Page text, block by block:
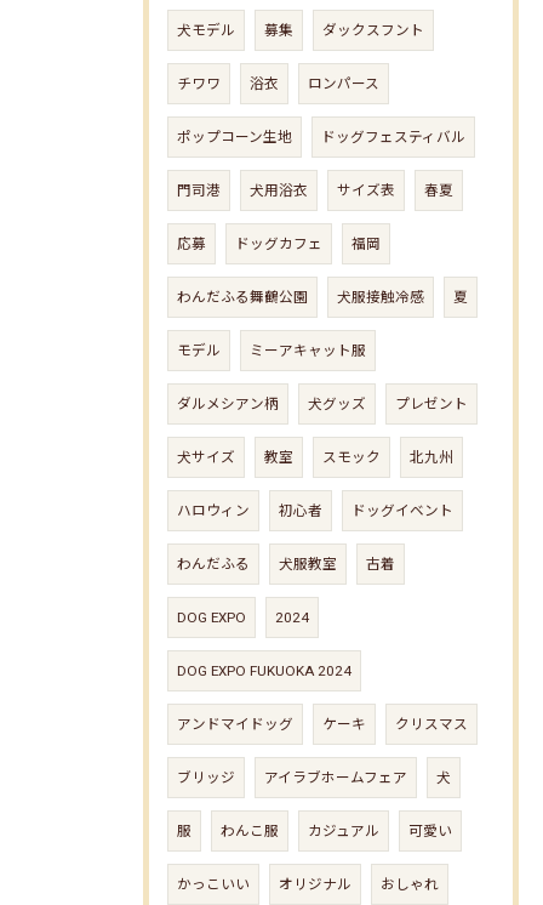
犬モデル 募集 ダックスフント
チワワ 浴衣 ロンパース
ポップコーン生地 ドッグフェスティバル
門司港 犬用浴衣 サイズ表 春夏
応募 ドッグカフェ 福岡
わんだふる舞鶴公園 犬服接触冷感 夏
モデル ミーアキャット服
ダルメシアン柄 犬グッズ プレゼント
犬サイズ 教室 スモック 北九州
ハロウィン 初心者 ドッグイベント
わんだふる 犬服教室 古着
DOG EXPO 2024
DOG EXPO FUKUOKA 2024
アンドマイドッグ ケーキ クリスマス
ブリッジ アイラブホームフェア 犬
服 わんこ服 カジュアル 可愛い
かっこいい オリジナル おしゃれ